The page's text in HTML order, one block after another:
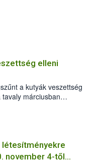
elleni
a kutyák veszettség
márciusban
érintett kutyatartókat,
állatuknál az
november 4-től